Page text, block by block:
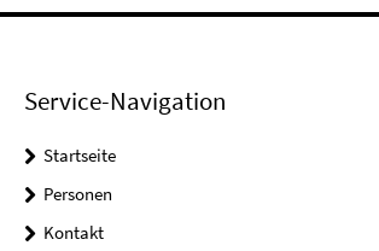
Service-Navigation
Startseite
Personen
Kontakt